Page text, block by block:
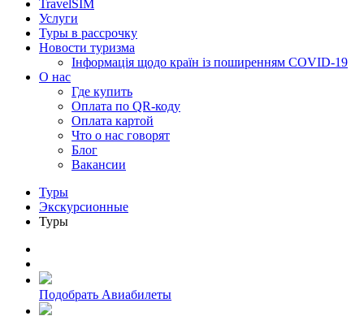
TravelSIM
Услуги
Туры в рассрочку
Новости туризма
Інформація щодо країн із поширенням COVID-19
О нас
Где купить
Оплата по QR-коду
Оплата картой
Что о нас говорят
Блог
Вакансии
Туры
Экскурсионные
Туры
Подобрать Авиабилеты